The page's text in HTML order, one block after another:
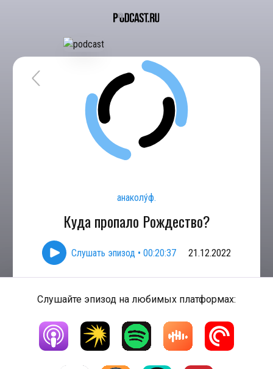
анаколу́ф.
Куда пропало Рождество?
Слушать эпизод • 00:20:37 21.12.2022
Слушайте эпизод на любимых платформах: